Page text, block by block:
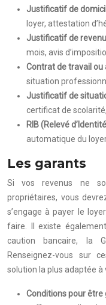
Justificatif de
loyer, attestation
Justificatif de
mois, avis
Contrat de travail
situation
Justificatif de
certificat de
RIB (Relevé
automatique du
Les garants
Si vos revenus ne
propriétaires, vous
s’engage à payer le
faire. Il existe
caution bancaire, la
Renseignez-vous sur
solution la plus adaptée à
Conditions pour être